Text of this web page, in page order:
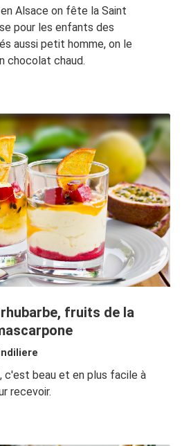
Alsace on fête la Saint
pour les enfants des
aussi petit homme, on le
chocolat chaud.
fruits de la
c'est beau et en plus facile à
recevoir.